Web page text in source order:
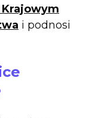
i podnosi